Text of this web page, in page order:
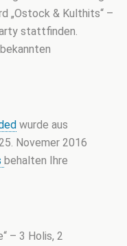
„Ostock & Kulthits“ –
stattfinden.
wurde aus
Novemer 2016
behalten Ihre
– 3 Holis, 2